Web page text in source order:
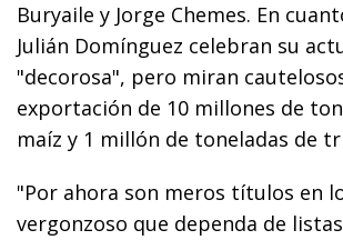
Buryaile y Jorge Chemes. En
Julián Domínguez celebran su
"decorosa", pero miran
exportación de 10 millones de
maíz y 1 millón de toneladas de
"Por ahora son meros títulos en
vergonzoso que dependa de